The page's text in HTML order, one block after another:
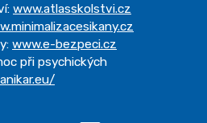
www.atlasskolstvi.cz
www.e-bezpeci.cz
při psychických